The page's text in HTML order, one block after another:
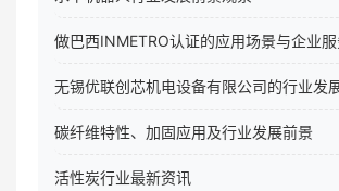
做巴西INMETRO认证的应用场景与企业服
无锡优联创芯机电设备有限公司的行业发
碳纤维特性、加固应用及行业发展前景
活性炭行业最新资讯